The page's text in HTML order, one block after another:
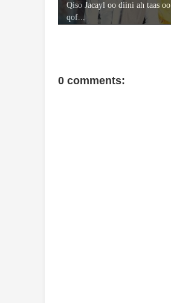
Qiso Jacayl oo diini ah taas oo
qof...
0 comments: